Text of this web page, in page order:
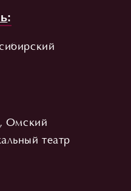
:
Омский
театр